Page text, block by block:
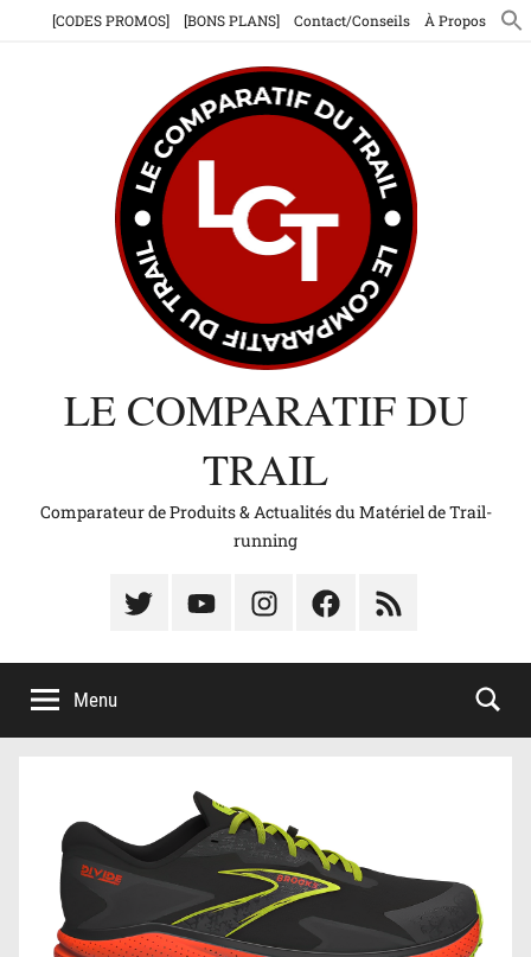
[CODES PROMOS] [BONS PLANS] Contact/Conseils À Propos
LE COMPARATIF DU
TRAIL
Comparateur de Produits & Actualités du Matériel de Trail-
running
Élément
menu
Élément
menu
Élément
menu
Élément
menu
Élément
menu
Menu